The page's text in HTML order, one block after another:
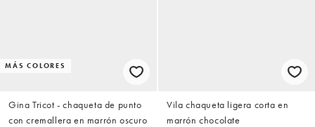
MÁS COLORES
Gina Tricot - chaqueta de punto
con cremallera en marrón oscuro
Vila chaqueta ligera corta en
marrón chocolate